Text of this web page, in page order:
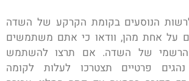
לרשות הנוסעים בקומת הקרקע של השדה
על אחת מהן, וודאו כי אתם משתמשים
הרשמי של השדה. אם תרצו להשתמש
פרטיים תצטרכו לעלות לקומה